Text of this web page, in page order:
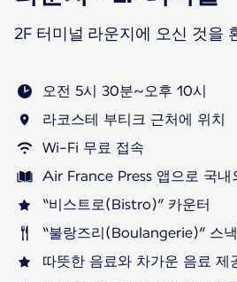
2F 터미널 라운지에 오신 것을
오전 5시 30분~오후 10시
라코스테 부티크 근처에 위치
Wi-Fi 무료 접속
Air France Press 앱으로 국내
“비스트로(Bistro)” 카운터
“불랑즈리(Boulangerie)” 스
따뜻한 음료와 차가운 음료 제